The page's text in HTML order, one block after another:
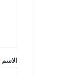
*
الاسم